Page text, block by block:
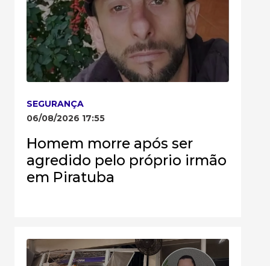
SEGURANÇA
06/08/2026 17:55
Homem morre após ser
agredido pelo próprio irmão
em Piratuba